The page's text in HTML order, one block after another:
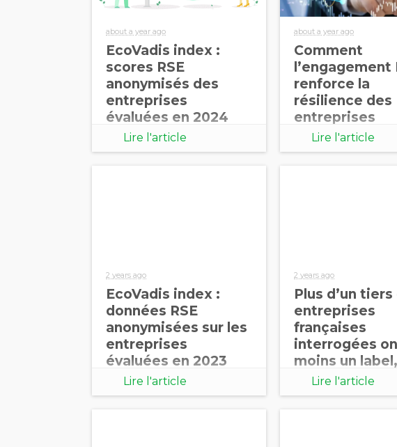
about a year ago
EcoVadis index :
scores RSE
anonymisés des
entreprises
évaluées en 2024
Lire l'article
about a year ago
Comment
l’engagement
renforce la
résilience des
entreprises
Lire l'article
2 years ago
EcoVadis index :
données RSE
anonymisées sur les
entreprises
évaluées en 2023
Lire l'article
2 years ago
Plus d’un tiers
entreprises
françaises
interrogées
moins un label,
certification ou
notation RSE.
Lire l'article